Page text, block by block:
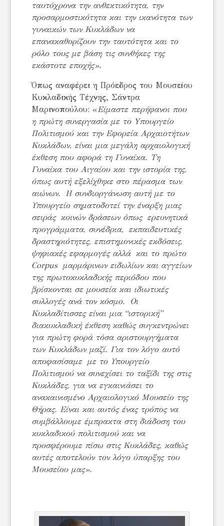
ταυτόχρονα την ανθεκτικότητα, την
προσαρμοστικότητα και την ικανότητα των
γυναικών των Κυκλάδων να
επανακαθορίζουν την ταυτότητα και το
ρόλο τους με βάση τις συνθήκες της
εκάστοτε εποχής».
Όπως αναφέρει η Πρόεδρος του Μουσείου
Κυκλαδικής Τέχνης, Σάντρα
Μαρινοπούλου: «Είμαστε περήφανοι που
η πρώτη συνεργασία με το Yπουργείο
Πολιτισμού και την Εφορεία Αρχαιοτήτων
Κυκλάδων, είναι μια μεγάλη αρχαιολογική
έκθεση που αφορά τη Γυναίκα. Τη
Γυναίκα του Αιγαίου και την ιστορία της,
όπως αυτή εξελίχθηκε στο πέρασμα των
αιώνων. Η συνδιοργάνωση αυτή με το
Υπουργείο σηματοδοτεί την έναρξη μιας
σειράς κοινών δράσεων όπως ερευνητικά
προγράμματα, συνέδρια, εκπαιδευτικές
δραστηριότητες, επιστημονικές εκδόσεις,
ψηφιακές εφαρμογές αλλά και το πρώτο
Corpus μαρμάρινων ειδωλίων και αγγείων
της πρωτοκυκλαδικής περιόδου που
βρίσκονται σε μουσεία και ιδιωτικές
συλλογές ανά τον κόσμο. Οι
Κυκλαδίτισσες είναι μια “ιστορική”
διακυκλαδική έκθεση καθώς συγκεντρώνει
για πρώτη φορά τόσα αριστουργήματα
των Κυκλάδων μαζί. Για τον λόγο αυτό
αποφασίσαμε με το Υπουργείο
Πολιτισμού να συνεχίσει το ταξίδι της στις
Κυκλάδες, για να εγκαινιάσει το
ανακαινισμένο Αρχαιολογικό Μουσείο της
Θήρας. Είναι και αυτός ένας τρόπος να
συμβάλλουμε έμπρακτα στη διάδοση του
κυκλαδικού πολιτισμού και να
προσφέρουμε πίσω στις Κυκλάδες, καθώς
αυτές αποτελούν τον λόγο ύπαρξης του
Μουσείου μας».